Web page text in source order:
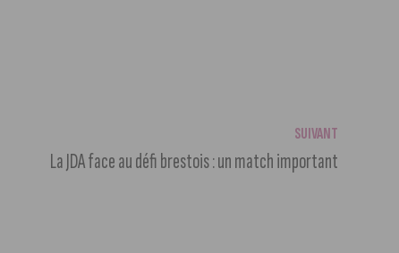
SUIVANT
La JDA face au défi brestois : un match important